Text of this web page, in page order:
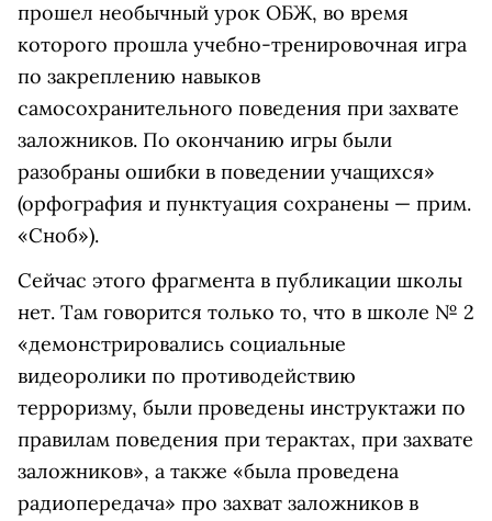
прошел необычный урок ОБЖ, во время
которого прошла учебно-тренировочная игра
по закреплению навыков
самосохранительного поведения при захвате
заложников. По окончанию игры были
разобраны ошибки в поведении учащихся»
(орфография и пунктуация сохранены — прим.
«Сноб»).
Сейчас этого фрагмента в публикации школы
нет. Там говорится только то, что в школе № 2
«демонстрировались социальные
видеоролики по противодействию
терроризму, были проведены инструктажи по
правилам поведения при терактах, при захвате
заложников», а также «была проведена
радиопередача» про захват заложников в